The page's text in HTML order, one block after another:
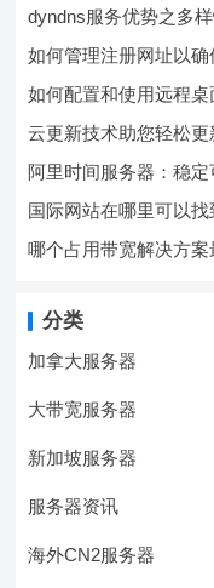
dyndns服务优势之多
如何管理注册网址以确
如何配置和使用远程桌
云更新技术助您轻松
阿里时间服务器：稳
国际网站在哪里可以找
哪个占用带宽解决方案
分类
加拿大服务器
大带宽服务器
新加坡服务器
服务器资讯
海外CN2服务器